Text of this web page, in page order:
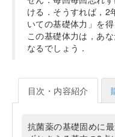
ける．そうすれば，2
いての基礎体力」を
この基礎体力は，あ
なるでしょう．
目次・内容紹介
抗菌薬の基礎固めに